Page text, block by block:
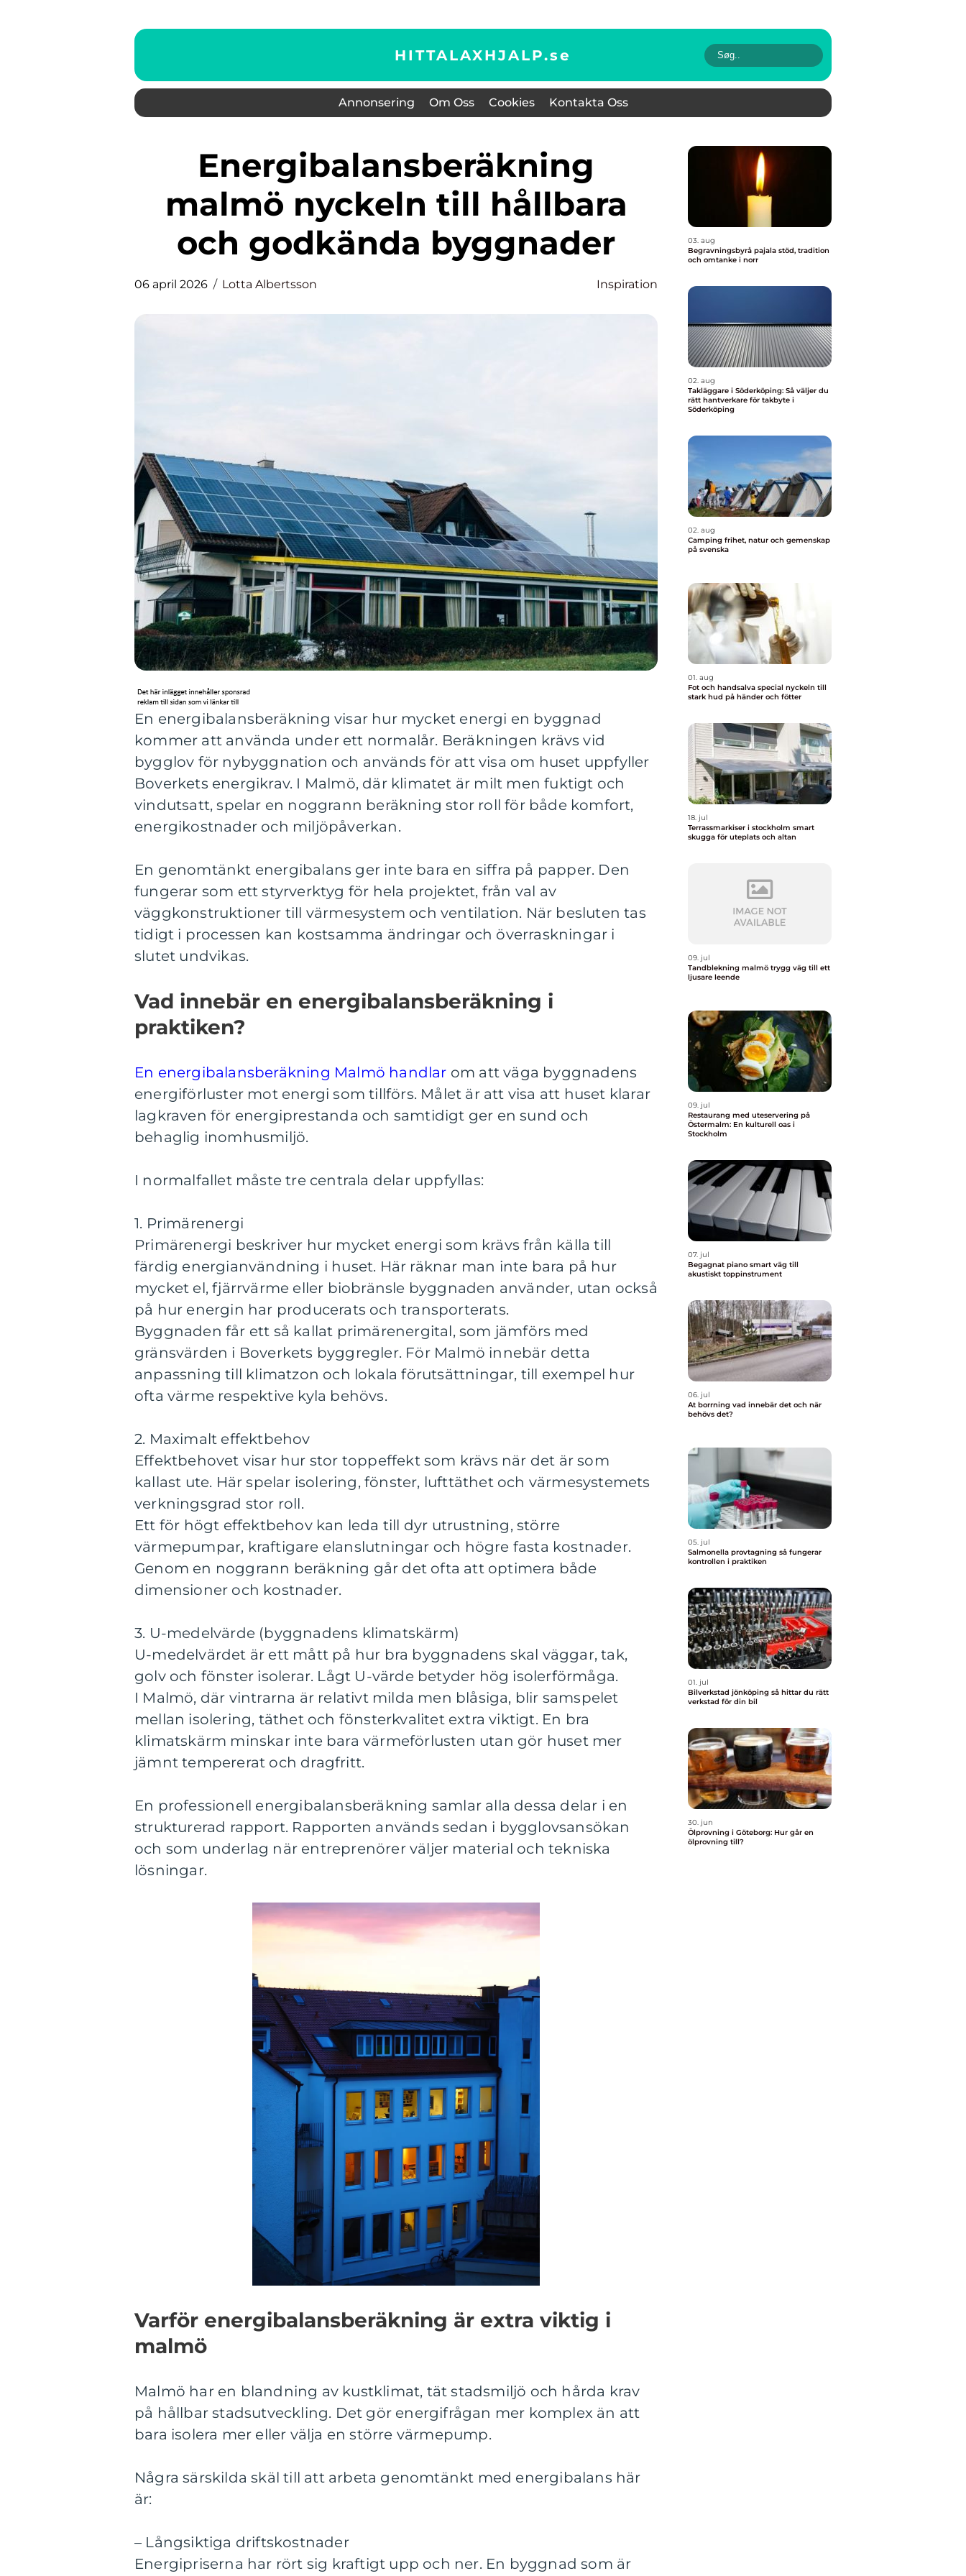
HITTALAXHJALP.se
Annonsering Om Oss Cookies Kontakta Oss
Energibalansberäkning
malmö nyckeln till hållbara
och godkända byggnader
06 april 2026 Lotta Albertsson Inspiration
En energibalansberäkning visar hur mycket energi en byggnad
kommer att använda under ett normalår. Beräkningen krävs vid
bygglov för nybyggnation och används för att visa om huset uppfyller
Boverkets energikrav. I Malmö, där klimatet är milt men fuktigt och
vindutsatt, spelar en noggrann beräkning stor roll för både komfort,
energikostnader och miljöpåverkan.
En genomtänkt energibalans ger inte bara en siffra på papper. Den
fungerar som ett styrverktyg för hela projektet, från val av
väggkonstruktioner till värmesystem och ventilation. När besluten tas
tidigt i processen kan kostsamma ändringar och överraskningar i
slutet undvikas.
Vad innebär en energibalansberäkning i
praktiken?
En energibalansberäkning Malmö handlar om att väga byggnadens
energiförluster mot energi som tillförs. Målet är att visa att huset klarar
lagkraven för energiprestanda och samtidigt ger en sund och
behaglig inomhusmiljö.
I normalfallet måste tre centrala delar uppfyllas:
1. Primärenergi
Primärenergi beskriver hur mycket energi som krävs från källa till
färdig energianvändning i huset. Här räknar man inte bara på hur
mycket el, fjärrvärme eller biobränsle byggnaden använder, utan också
på hur energin har producerats och transporterats.
Byggnaden får ett så kallat primärenergital, som jämförs med
gränsvärden i Boverkets byggregler. För Malmö innebär detta
anpassning till klimatzon och lokala förutsättningar, till exempel hur
ofta värme respektive kyla behövs.
2. Maximalt effektbehov
Effektbehovet visar hur stor toppeffekt som krävs när det är som
kallast ute. Här spelar isolering, fönster, lufttäthet och värmesystemets
verkningsgrad stor roll.
Ett för högt effektbehov kan leda till dyr utrustning, större
värmepumpar, kraftigare elanslutningar och högre fasta kostnader.
Genom en noggrann beräkning går det ofta att optimera både
dimensioner och kostnader.
3. U-medelvärde (byggnadens klimatskärm)
U-medelvärdet är ett mått på hur bra byggnadens skal väggar, tak,
golv och fönster isolerar. Lågt U-värde betyder hög isolerförmåga.
I Malmö, där vintrarna är relativt milda men blåsiga, blir samspelet
mellan isolering, täthet och fönsterkvalitet extra viktigt. En bra
klimatskärm minskar inte bara värmeförlusten utan gör huset mer
jämnt tempererat och dragfritt.
En professionell energibalansberäkning samlar alla dessa delar i en
strukturerad rapport. Rapporten används sedan i bygglovsansökan
och som underlag när entreprenörer väljer material och tekniska
lösningar.
Varför energibalansberäkning är extra viktig i
malmö
Malmö har en blandning av kustklimat, tät stadsmiljö och hårda krav
på hållbar stadsutveckling. Det gör energifrågan mer komplex än att
bara isolera mer eller välja en större värmepump.
Några särskilda skäl till att arbeta genomtänkt med energibalans här
är:
– Långsiktiga driftskostnader
Energipriserna har rört sig kraftigt upp och ner. En byggnad som är
03. aug
Begravningsbyrå pajala stöd, tradition
och omtanke i norr
02. aug
Takläggare i Söderköping: Så väljer du
rätt hantverkare för takbyte i
Söderköping
02. aug
Camping frihet, natur och gemenskap
på svenska
01. aug
Fot och handsalva special nyckeln till
stark hud på händer och fötter
18. jul
Terrassmarkiser i stockholm smart
skugga för uteplats och altan
09. jul
Tandblekning malmö trygg väg till ett
ljusare leende
09. jul
Restaurang med uteservering på
Östermalm: En kulturell oas i
Stockholm
07. jul
Begagnat piano smart väg till
akustiskt toppinstrument
06. jul
At borrning vad innebär det och när
behövs det?
05. jul
Salmonella provtagning så fungerar
kontrollen i praktiken
01. jul
Bilverkstad jönköping så hittar du rätt
verkstad för din bil
30. jun
Ölprovning i Göteborg: Hur går en
ölprovning till?